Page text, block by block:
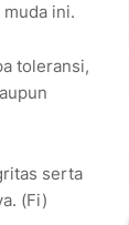
ini.
toleransi,
serta
(Fi)